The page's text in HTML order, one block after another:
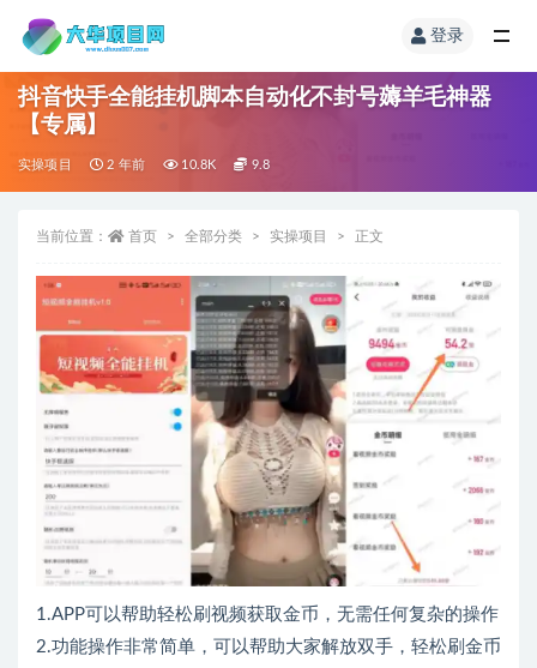
登录
抖音快手全能挂机脚本自动化不封号薅羊毛神器
【专属】
实操项目 2 年前 10.8K 9.8
当前位置： 首页 全部分类 实操项目 正文
1.APP可以帮助轻松刷视频获取金币，无需任何复杂的操作
2.功能操作非常简单，可以帮助大家解放双手，轻松刷金币